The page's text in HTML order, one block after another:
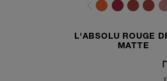
L'ABSOLU ROUGE
MATTE